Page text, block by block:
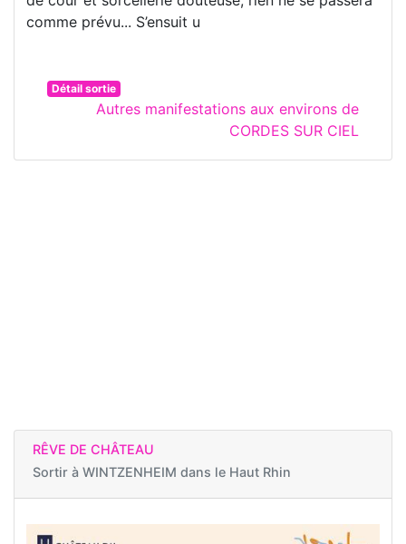
comme prévu... S’ensuit u
Détail sortie
Autres manifestations aux environs de
CORDES SUR CIEL
RÊVE DE CHÂTEAU
Sortir à WINTZENHEIM dans le Haut Rhin